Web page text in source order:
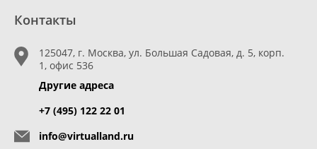
Контакты
125047, г. Москва, ул. Большая Садовая, д. 5, корп.
1, офис 536
Другие адреса
+7 (495) 122 22 01
info@virtualland.ru